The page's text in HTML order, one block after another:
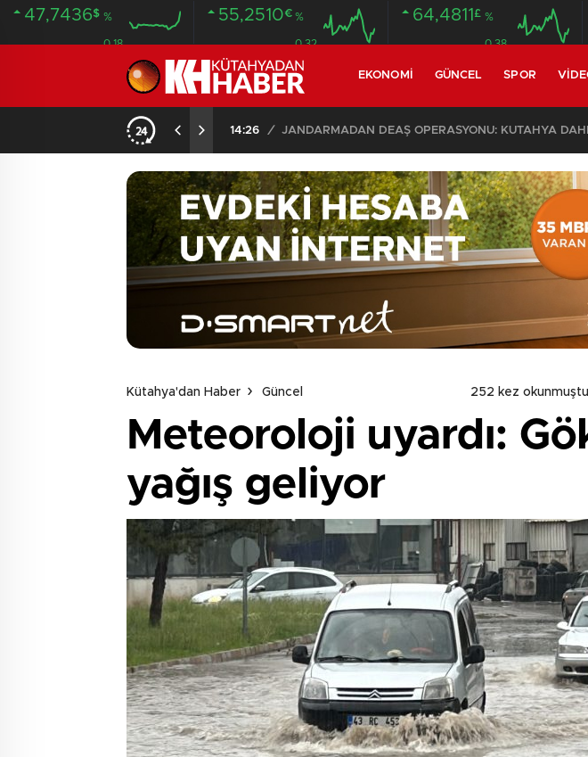
47,7436$ %
0.18
55,2510€ %
0.32
64,4811 £ %
0.38
EKONOMI GÜNCEL SPOR
14:26 / JANDARMADAN DEAŞ OPERASYONU: KÜTAHYA
Kütahya'dan Haber Güncel 252 kez
Meteoroloji uyardı:
yağış geliyor